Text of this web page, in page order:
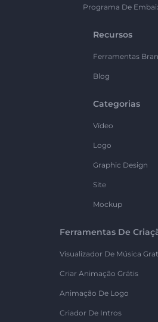
Programa De
Recursos
Ferramentas
Blog
Categorias
Vídeo
Logo
Graphic Design
Site
Mockup
Ferramentas De
Visualizador De Música
Criar Animação Grátis
Animação De Logo
Criador De Intros